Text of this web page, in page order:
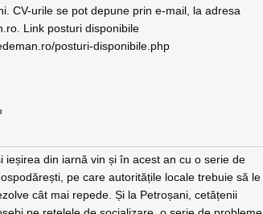
CV-urile se pot depune prin e-mail, la adresa
Link posturi disponibile
posturi-disponibile.php
ieșirea din iarnă vin și în acest an cu o serie de
pe care autoritățile locale trebuie să le
cât mai repede. Și la Petroșani, cetățenii